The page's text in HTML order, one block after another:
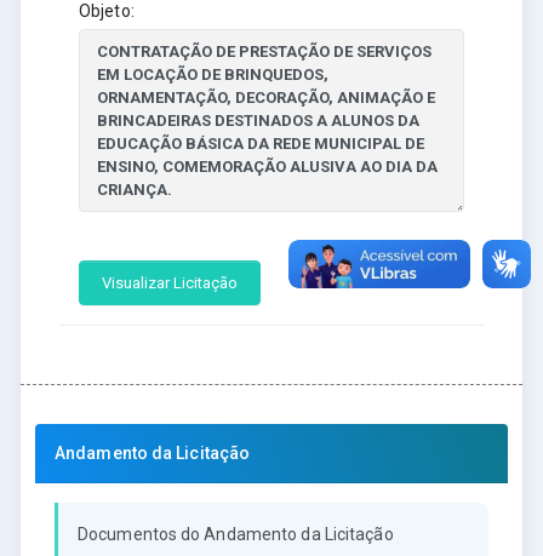
Objeto:
Visualizar Licitação
Andamento da Licitação
Documentos do Andamento da Licitação